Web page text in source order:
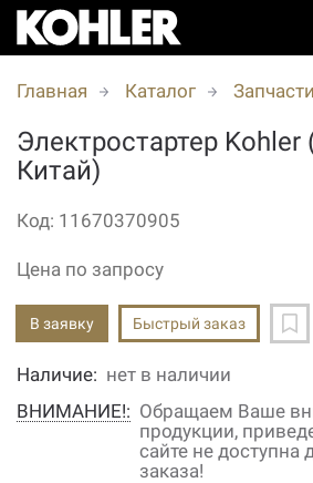
Главная Каталог Запчасти
Электростартер Kohler
Китай)
Код: 11670370905
Цена по запросу
В заявку Быстрый заказ
Наличие: нет в наличии
ВНИМАНИЕ!: Обращаем Ваше
продукции,
сайте не доступна
заказа!